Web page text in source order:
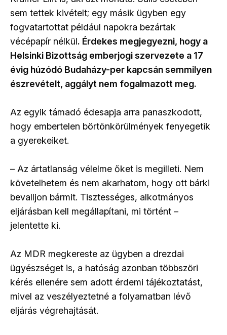
sem tettek kivételt; egy másik ügyben egy
fogvatartottat például napokra bezártak
vécépapír nélkül. Érdekes megjegyezni, hogy a
Helsinki Bizottság emberjogi szervezete a 17
évig húzódó Budaházy-per kapcsán semmilyen
észrevételt, aggályt nem fogalmazott meg.
Az egyik támadó édesapja arra panaszkodott,
hogy embertelen börtönkörülmények fenyegetik
a gyerekeiket.
– Az ártatlanság vélelme őket is megilleti. Nem
követelhetem és nem akarhatom, hogy ott bárki
bevalljon bármit. Tisztességes, alkotmányos
eljárásban kell megállapítani, mi történt –
jelentette ki.
Az MDR megkereste az ügyben a drezdai
ügyészséget is, a hatóság azonban többszöri
kérés ellenére sem adott érdemi tájékoztatást,
mivel az veszélyeztetné a folyamatban lévő
eljárás végrehajtását.